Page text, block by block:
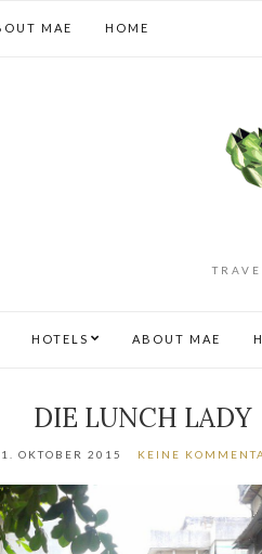
MAE HOME
HOTELS ABOUT MAE
DIE LUNCH LADY
1. OKTOBER 2015 KEINE